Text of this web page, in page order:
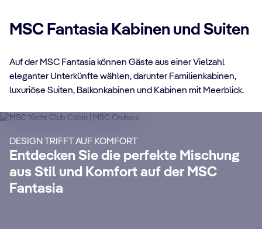
MSC Fantasia Kabinen und Suiten
Auf der MSC Fantasia können Gäste aus einer Vielzahl
eleganter Unterkünfte wählen, darunter Familienkabinen,
luxuriöse Suiten, Balkonkabinen und Kabinen mit Meerblick.
DESIGN TRIFFT AUF KOMFORT
Entdecken Sie die perfekte Mischung
aus Stil und Komfort auf der MSC
Fantasia
KABINENDATEN
MSC Yacht Club
Genießen Sie eine luxuriöse und
unvergessliche Kreuzfahrt mit unserem
24-Stunden-Butler-Service, eigenem
Concierge, All-Inclusive Getränkepaket
Premium Extra, Internet Paket und vielen
weiteren Vorteilen.